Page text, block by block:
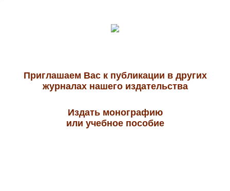
Приглашаем Вас к публикации в других
журналах нашего издательства
Издать монографию
или учебное пособие